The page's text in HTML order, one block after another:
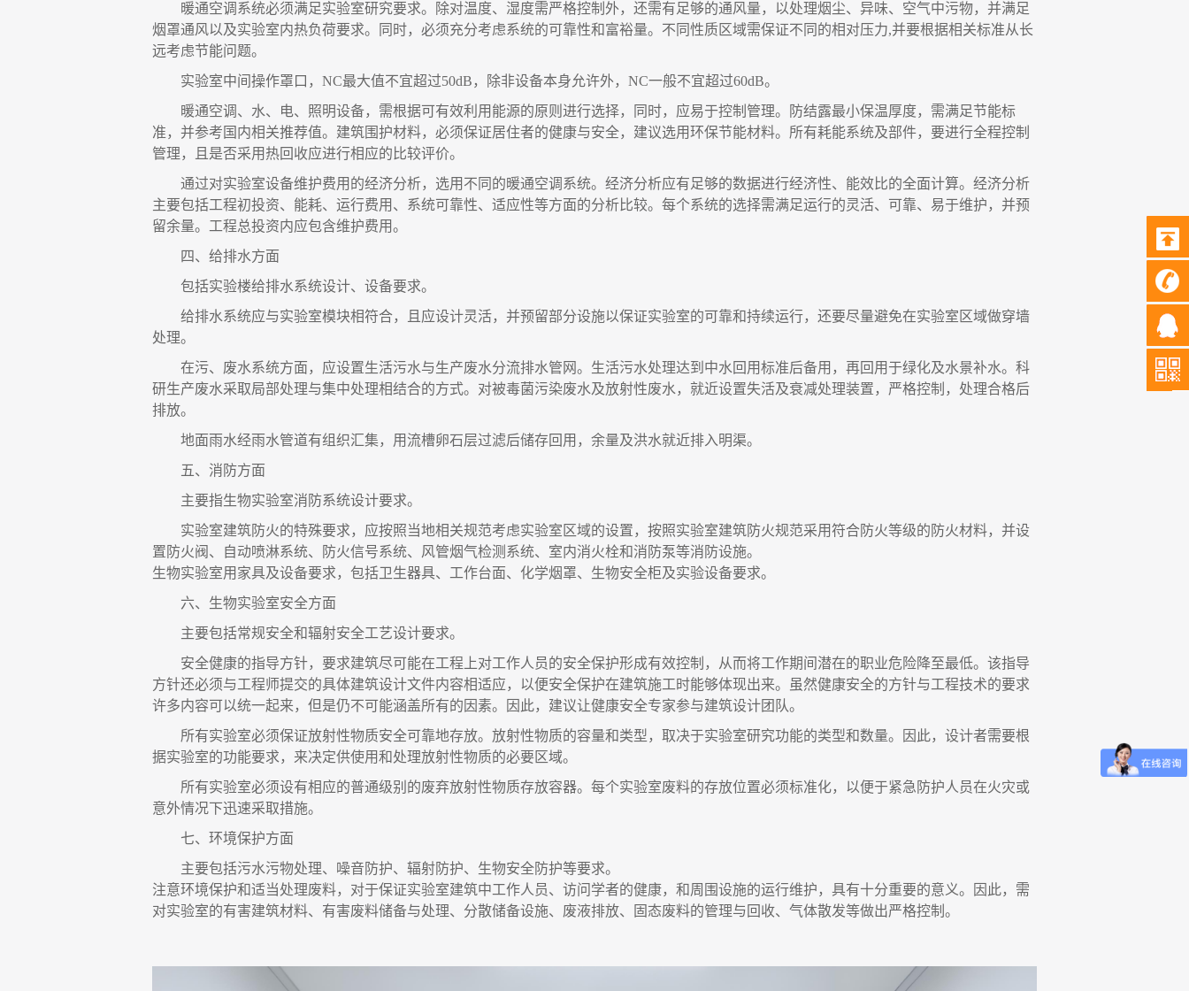
暖通空调系统必须满足实验室研究要求。除对温度、湿度需严格控制外，还需有足够的通风量，以处理烟尘、异味、空气中污物，并满足
烟罩通风以及实验室内热负荷要求。同时，必须充分考虑系统的可靠性和富裕量。不同性质区域需保证不同的相对压力,并要根据相关标准从长
远考虑节能问题。
实验室中间操作罩口， NC最大值不宜超过50dB，除非设备本身允许外，NC一般不宜超过60dB。
暖通空调、水、电、照明设备，需根据可有效利用能源的原则进行选择，同时，应易于控制管理。防结露最小保温厚度，需满足节能标
准，并参考国内相关推荐值。建筑围护材料，必须保证居住者的健康与安全，建议选用环保节能材料。所有耗能系统及部件，要进行全程控制
管理，且是否采用热回收应进行相应的比较评价。
通过对实验室设备维护费用的经济分析，选用不同的暖通空调系统。经济分析应有足够的数据进行经济性、能效比的全面计算。经济分析
主要包括工程初投资、能耗、运行费用、系统可靠性、适应性等方面的分析比较。每个系统的选择需满足运行的灵活、可靠、易于维护，并预
留余量。工程总投资内应包含维护费用。
四、 给排水方面
包括实验楼给排水系统设计、设备要求。
给排水系统应与实验室模块相符合，且应设计灵活，并预留部分设施以保证实验室的可靠和持续运行，还要尽量避免在实验室区域做穿墙
处理。
在污、废水系统方面，应设置生活污水与生产废水分流排水管网。生活污水处理达到中水回用标准后备用，再回用于绿化及水景补水。科
研生产废水采取局部处理与集中处理相结合的方式。对被毒菌污染废水及放射性废水，就近设置失活及衰减处理装置，严格控制，处理合格后
排放。
地面雨水经雨水管道有组织汇集，用流槽卵石层过滤后储存回用，余量及洪水就近排入明渠。
五、 消防方面
主要指生物实验室消防系统设计要求。
实验室建筑防火的特殊要求，应按照当地相关规范考虑实验室区域的设置，按照实验室建筑防火规范采用符合防火等级的防火材料，并设
置防火阀、自动喷淋系统、防火信号系统、风管烟气检测系统、室内消火栓和消防泵等消防设施。
生物实验室用家具及设备要求，包括卫生器具、工作台面、化学烟罩、生物安全柜及实验设备要求。
六、 生物实验室安全方面
主要包括常规安全和辐射安全工艺设计要求。
安全健康的指导方针，要求建筑尽可能在工程上对工作人员的安全保护形成有效控制，从而将工作期间潜在的职业危险降至最低。该指导
方针还必须与工程师提交的具体建筑设计文件内容相适应，以便安全保护在建筑施工时能够体现出来。虽然健康安全的方针与工程技术的要求
许多内容可以统一起来，但是仍不可能涵盖所有的因素。因此，建议让健康安全专家参与建筑设计团队。
所有实验室必须保证放射性物质安全可靠地存放。放射性物质的容量和类型，取决于实验室研究功能的类型和数量。因此，设计者需要根
据实验室的功能要求，来决定供使用和处理放射性物质的必要区域。
所有实验室必须设有相应的普通级别的废弃放射性物质存放容器。每个实验室废料的存放位置必须标准化，以便于紧急防护人员在火灾或
意外情况下迅速采取措施。
七、 环境保护方面
主要包括污水污物处理、噪音防护、辐射防护、生物安全防护等要求。
注意环境保护和适当处理废料，对于保证实验室建筑中工作人员、访问学者的健康，和周围设施的运行维护，具有十分重要的意义。因此，需
对实验室的有害建筑材料、有害废料储备与处理、分散储备设施、废液排放、固态废料的管理与回收、气体散发等做出严格控制。